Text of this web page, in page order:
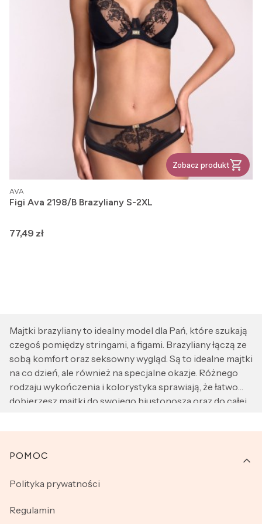
Zobacz produkt
PRODUCENT
AVA
Figi Ava 2198/B Brazyliany S-2XL
Cena
77,49 zł
Majtki brazyliany to idealny model dla Pań, które szukają
czegoś pomiędzy stringami, a figami. Brazyliany łączą ze
sobą komfort oraz seksowny wygląd. Są to idealne majtki
na co dzień, ale również na specjalne okazje. Różnego
rodzaju wykończenia i kolorystyka sprawiają, że łatwo
dobierzesz majtki do swojego biustonosza oraz do całej
wysokogatunkowej bawełny gwarantują komfort
Twojego ciała. Dzięki wysokiej jakości - zakupione w
atrakcyjny wygląd, nawet po wielu praniach. Zaskocz nie
spośród pięknych i zmysłowych majtek z naszej kolekcji.
Linki w stopce
POMOC
Polityka prywatności
Regulamin